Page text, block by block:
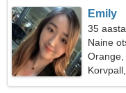
Emily
35
Naine
Orange,